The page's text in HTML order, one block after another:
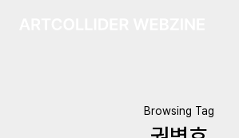
Browsing Tag